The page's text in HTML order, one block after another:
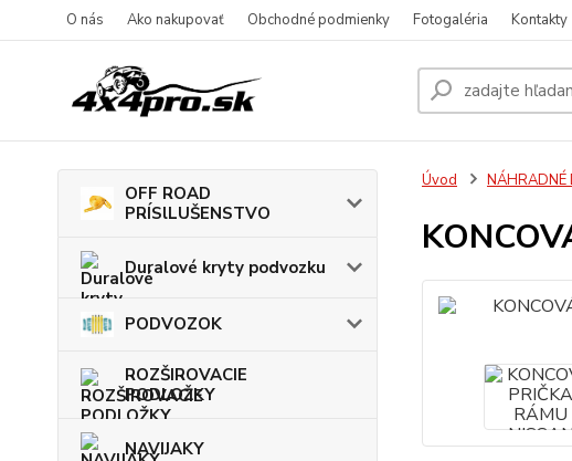
O nás Ako nakupovať Obchodné podmienky Fotogaléria Kontakty
OFF ROAD
PRÍSlLUŠENSTVO
Duralové kryty podvozku
PODVOZOK
ROZŠIROVACIE
PODLOŽKY
NAVIJAKY
Úvod NÁHRADNÉ